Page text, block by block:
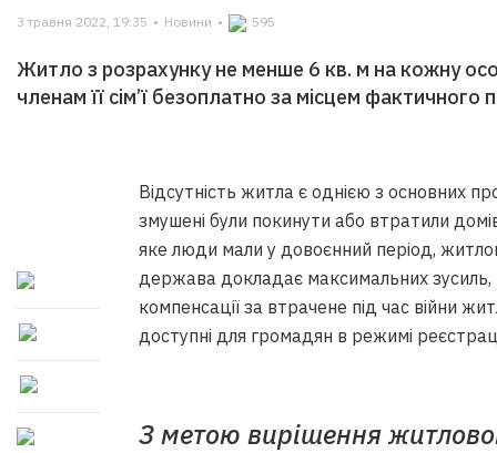
3 травня 2022, 19:35 • Новини • 595
Житло з розрахунку не менше 6 кв. м на кожну
членам її сім’ї безоплатно за місцем фактичного
Відсутність житла є однією з основних
змушені були покинути або втратили
яке люди мали у довоєнний період,
держава докладає максимальних
компенсації за втрачене під час війни
доступні для громадян в режимі
З метою вирішення